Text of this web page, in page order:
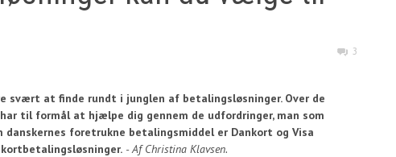
3
svært at finde rundt i junglen af betalingsløsninger. Over de
til formål at hjælpe dig gennem de udfordringer, man som
foretrukne betalingsmiddel er Dankort og Visa
- Af Christina Klavsen.